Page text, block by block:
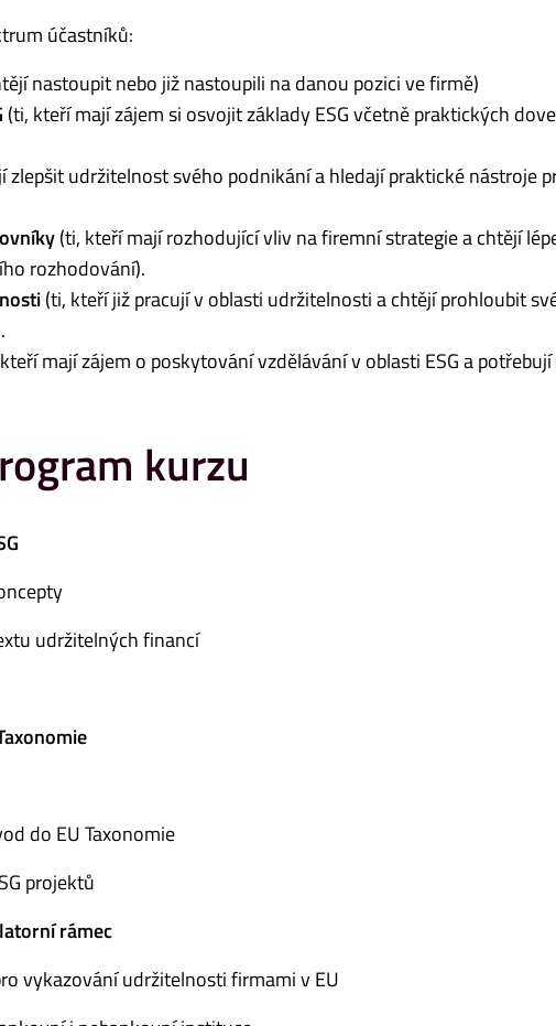
účastníků:
nastoupit nebo již nastoupili na danou pozici ve firmě)
(ti, kteří mají zájem si osvojit základy ESG včetně praktických
zlepšit udržitelnost svého podnikání a hledají praktické nástroje
(ti, kteří mají rozhodující vliv na firemní strategie a chtějí
rozhodování).
(ti, kteří již pracují v oblasti udržitelnosti a chtějí prohloubit
mají zájem o poskytování vzdělávání v oblasti ESG a
kurzu
udržitelných financí
do EU Taxonomie
projektů
rámec
vykazování udržitelnosti firmami v EU